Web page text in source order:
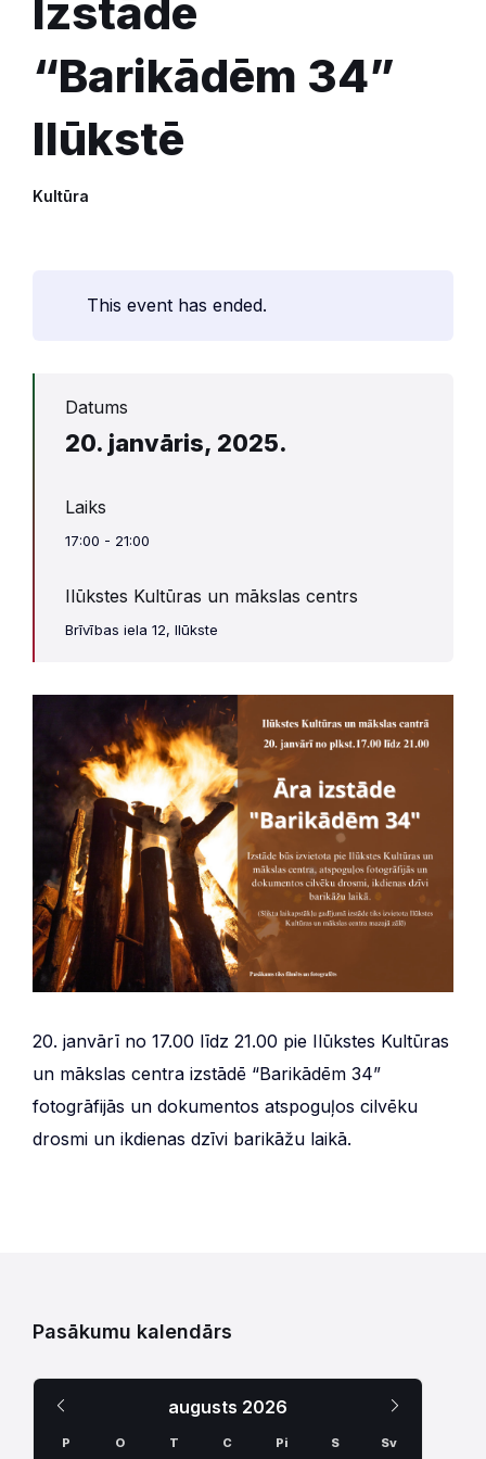
Izstāde
“Barikādēm 34”
Ilūkstē
Kultūra
This event has ended.
Datums
20. janvāris, 2025.
Laiks
17:00 - 21:00
Ilūkstes Kultūras un mākslas centrs
Brīvības iela 12, Ilūkste
20. janvārī no 17.00 līdz 21.00 pie Ilūkstes Kultūras
un mākslas centra izstādē “Barikādēm 34”
fotogrāfijās un dokumentos atspoguļos cilvēku
drosmi un ikdienas dzīvi barikāžu laikā.
Pasākumu kalendārs
augusts 2026
Mēnesis
P O T C Pi S Sv